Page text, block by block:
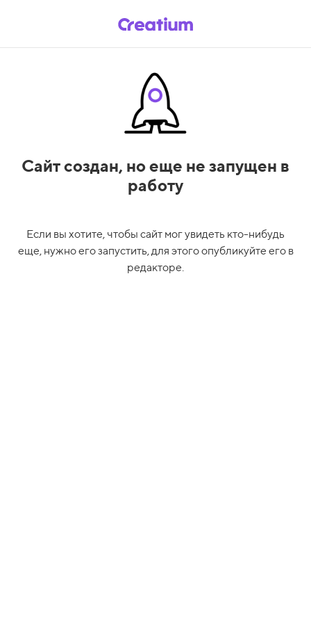
Сайт создан, но еще не запущен в
работу
Если вы хотите, чтобы сайт мог увидеть кто-нибудь
еще, нужно его запустить, для этого опубликуйте его в
редакторе.